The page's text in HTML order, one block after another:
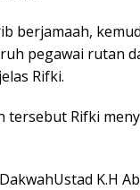
berjamaah,
pegawai rutan
Rifki.
Rifki
K.H